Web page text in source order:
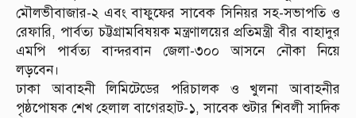
মৌলভীবাজার-২ এবং বাফুফের সাবেক সিনিয়র সহ-সভাপতি ও
রেফারি, পার্বত্য চট্টগ্রামবিষয়ক মন্ত্রণালয়ের প্রতিমন্ত্রী বীর বাহাদুর
এমপি পার্বত্য বান্দরবান জেলা-৩০০ আসনে নৌকা নিয়ে
লড়বেন।
ঢাকা আবাহনী লিমিটেডের পরিচালক ও খুলনা আবাহনীর
পৃষ্ঠপোষক শেখ হেলাল বাগেরহাট-১, সাবেক শুটার শিবলী সাদিক